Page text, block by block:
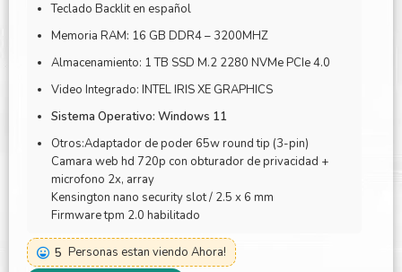
Teclado Backlit en español
Memoria RAM: 16 GB DDR4 – 3200MHZ
Almacenamiento: 1 TB SSD M.2 2280 NVMe PCIe 4.0
Video Integrado: INTEL IRIS XE GRAPHICS
Sistema Operativo: Windows 11
Otros:Adaptador de poder 65w round tip (3-pin)
Camara web hd 720p con obturador de privacidad +
microfono 2x, array
Kensington nano security slot / 2.5 x 6 mm
Firmware tpm 2.0 habilitado
5 Personas estan viendo Ahora!